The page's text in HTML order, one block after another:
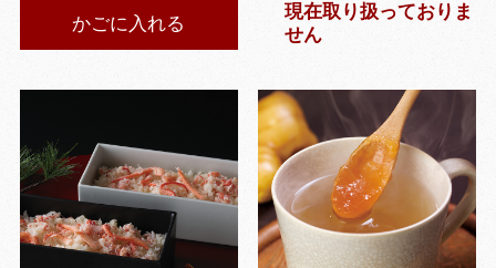
かごに入れる
現在取り扱っておりま
せん